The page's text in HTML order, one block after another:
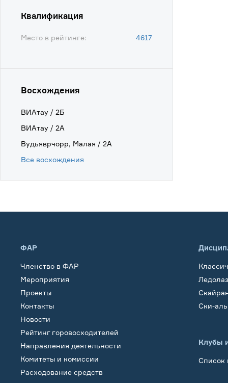
Квалификация
Место в рейтинге: 4617
Восхождения
ВИАтау / 2Б
ВИАтау / 2А
Вудьяврчорр, Малая / 2А
Все восхождения
ФАР
Членство в ФАР
Мероприятия
Проекты
Контакты
Новости
Рейтинг горовосходителей
Направления деятельности
Комитеты и комиссии
Расходование средств
Ски-
Клубы
Список